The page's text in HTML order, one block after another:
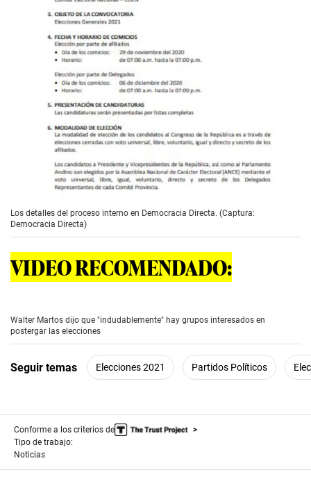
Los detalles del proceso interno en Democracia Directa. (Captura:
Democracia Directa)
VIDEO RECOMENDADO:
Walter Martos dijo que "indudablemente" hay grupos interesados en
postergar las elecciones
Seguir temas Elecciones 2021 Partidos Políticos
Conforme a los criterios de
Tipo de trabajo:
Noticias